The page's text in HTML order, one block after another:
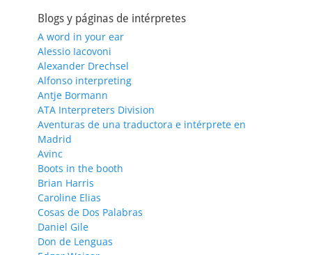
Blogs y páginas de intérpretes
A word in your ear
Alessio Iacovoni
Alexander Drechsel
Alfonso interpreting
Antje Bormann
ATA Interpreters Division
Aventuras de una traductora e intérprete en
Madrid
Avinc
Boots in the booth
Brian Harris
Caroline Elias
Cosas de Dos Palabras
Daniel Gile
Don de Lenguas